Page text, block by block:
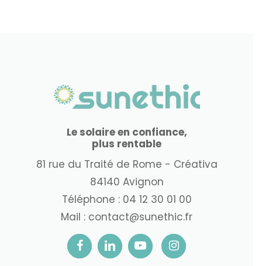
Le solaire en confiance,
plus rentable
81 rue du Traité de Rome - Créativa
84140 Avignon
Téléphone : 04 12 30 01 00
Mail : contact@sunethic.fr